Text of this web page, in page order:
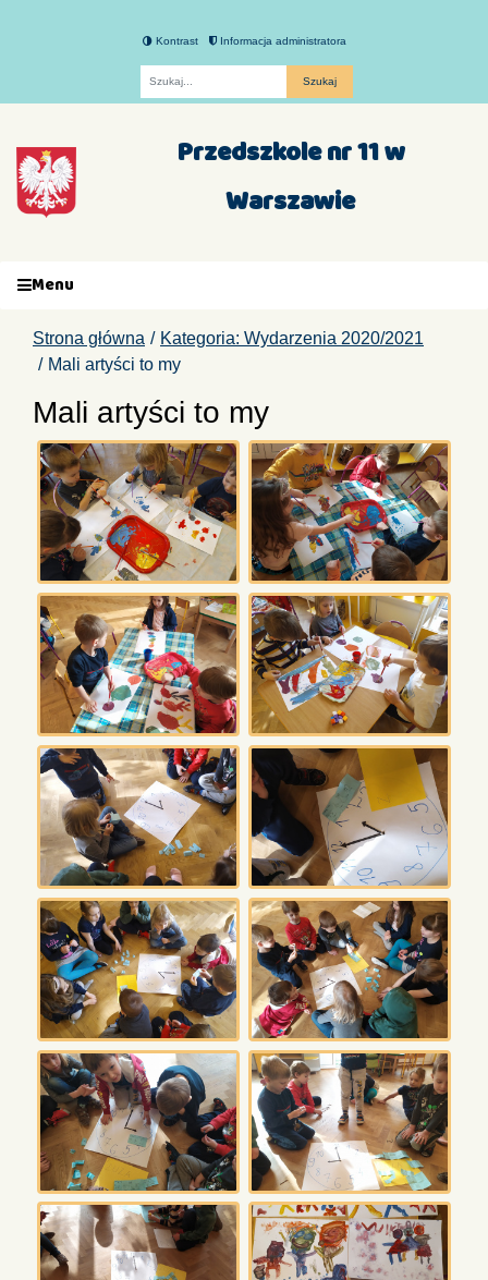
Kontrast Informacja administratora
Przedszkole nr 11 w
Warszawie
Menu
Strona główna
Kategoria: Wydarzenia 2020/2021
Mali artyści to my
Mali artyści to my